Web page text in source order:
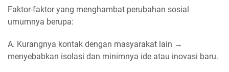
Faktor-faktor yang menghambat perubahan sosial
umumnya berupa:
A. Kurangnya kontak dengan masyarakat lain →
menyebabkan isolasi dan minimnya ide atau inovasi baru.